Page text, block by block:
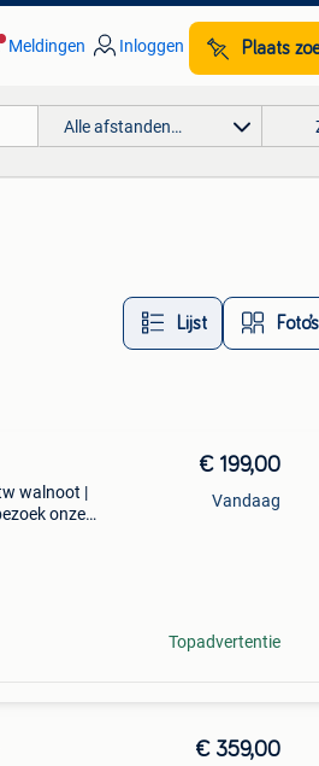
Meldingen Inloggen Plaats
Alle afstanden…
Lijst Foto’s
walnoot |
onze
€ 199,00
Vandaag
Topadvertentie
€ 359,00